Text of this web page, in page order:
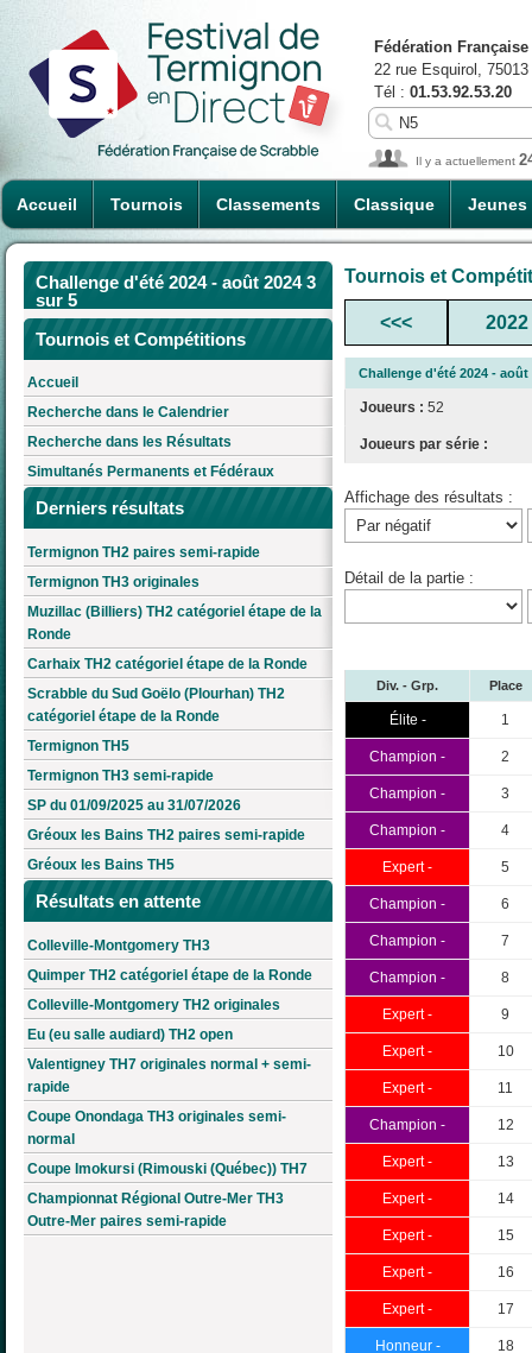
Accueil Tournois Classements Classique Jeunes
Fédération
22 rue Esquirol,
Tél : 01.53.92.53.20
Il y a actuellement
Challenge d'été 2024 - août 2024 3
sur 5
Tournois et Compétitions
Accueil
Recherche dans le Calendrier
Recherche dans les Résultats
Simultanés Permanents et Fédéraux
Derniers résultats
Termignon TH2 paires semi-rapide
Termignon TH3 originales
Muzillac (Billiers) TH2 catégoriel étape de la
Ronde
Carhaix TH2 catégoriel étape de la Ronde
Scrabble du Sud Goëlo (Plourhan) TH2
catégoriel étape de la Ronde
Termignon TH5
Termignon TH3 semi-rapide
SP du 01/09/2025 au 31/07/2026
Gréoux les Bains TH2 paires semi-rapide
Gréoux les Bains TH5
Résultats en attente
Colleville-Montgomery TH3
Quimper TH2 catégoriel étape de la Ronde
Colleville-Montgomery TH2 originales
Eu (eu salle audiard) TH2 open
Valentigney TH7 originales normal + semi-
rapide
Coupe Onondaga TH3 originales semi-
normal
Coupe Imokursi (Rimouski (Québec)) TH7
Championnat Régional Outre-Mer TH3
Outre-Mer paires semi-rapide
Tournois et
<<< 2022
Challenge d'été 2024 - août
Joueurs : 52
Joueurs par série :
Affichage des résultats :
Détail de la partie :
Div. - Grp. Place
Élite - 1
Champion - 2
Champion - 3
Champion - 4
Expert - 5
Champion - 6
Champion - 7
Champion - 8
Expert - 9
Expert - 10
Expert - 11
Champion - 12
Expert - 13
Expert - 14
Expert - 15
Expert - 16
Expert - 17
Honneur - 18